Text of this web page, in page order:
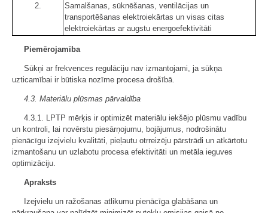
2.
Samalšanas, sūknēšanas, ventilācijas un
transportēšanas elektroiekārtas un visas citas
elektroiekārtas ar augstu energoefektivitāti
Piemērojamība
Sūkņi ar frekvences regulāciju nav izmantojami, ja sūkņa
uzticamībai ir būtiska nozīme procesa drošībā.
4.3. Materiālu plūsmas pārvaldība
4.3.1. LPTP mērķis ir optimizēt materiālu iekšējo plūsmu vadību
un kontroli, lai novērstu piesārņojumu, bojājumus, nodrošinātu
pienācīgu izejvielu kvalitāti, pieļautu otrreizēju pārstrādi un atkārtotu
izmantošanu un uzlabotu procesa efektivitāti un metāla ieguves
optimizāciju.
Apraksts
Izejvielu un ražošanas atlikumu pienācīga glabāšana un